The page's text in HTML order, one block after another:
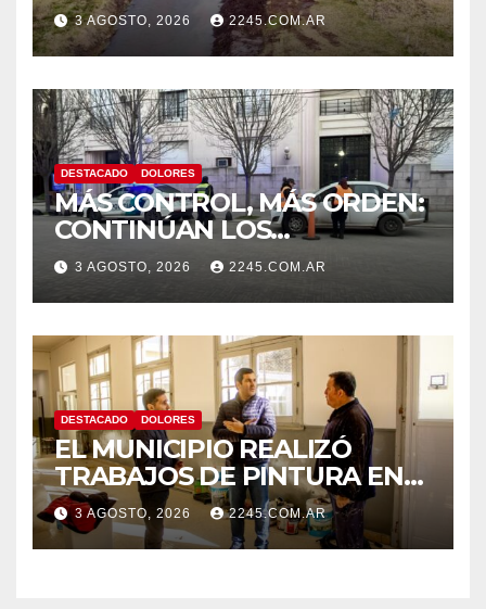
CANAL LA PICASA
3 AGOSTO, 2026 2245.COM.AR
DESTACADO DOLORES
MÁS CONTROL, MÁS ORDEN:
CONTINÚAN LOS
OPERATIVOS PREVENTIVOS
DE TRÁNSITO EN DOLORES
3 AGOSTO, 2026 2245.COM.AR
DESTACADO DOLORES
EL MUNICIPIO REALIZÓ
TRABAJOS DE PINTURA EN
LA ESCUELA N.º 10
3 AGOSTO, 2026 2245.COM.AR